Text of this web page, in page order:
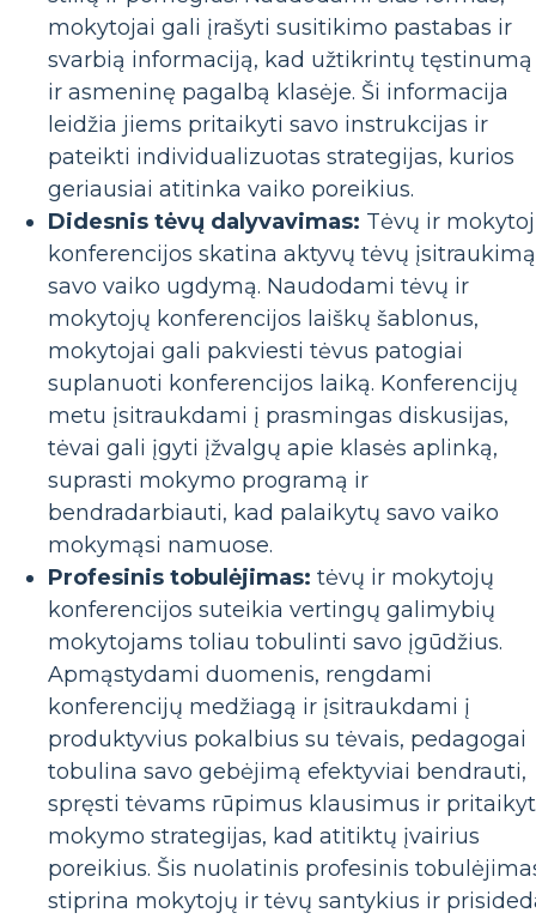
mokytojai gali įrašyti susitikimo pastabas ir
svarbią informaciją, kad užtikrintų tęstinumą
ir asmeninę pagalbą klasėje. Ši informacija
leidžia jiems pritaikyti savo instrukcijas ir
pateikti individualizuotas strategijas, kurios
geriausiai atitinka vaiko poreikius.
Didesnis tėvų dalyvavimas: Tėvų ir
konferencijos skatina aktyvų tėvų
savo vaiko ugdymą. Naudodami tėvų ir
mokytojų konferencijos laiškų šablonus,
mokytojai gali pakviesti tėvus patogiai
suplanuoti konferencijos laiką. Konferencijų
metu įsitraukdami į prasmingas diskusijas,
tėvai gali įgyti įžvalgų apie klasės aplinką,
suprasti mokymo programą ir
bendradarbiauti, kad palaikytų savo vaiko
mokymąsi namuose.
Profesinis tobulėjimas: tėvų ir mokytojų
konferencijos suteikia vertingų galimybių
mokytojams toliau tobulinti savo įgūdžius.
Apmąstydami duomenis, rengdami
konferencijų medžiagą ir įsitraukdami į
produktyvius pokalbius su tėvais, pedagogai
tobulina savo gebėjimą efektyviai bendrauti,
spręsti tėvams rūpimus klausimus ir
mokymo strategijas, kad atitiktų įvairius
poreikius. Šis nuolatinis profesinis
stiprina mokytojų ir tėvų santykius ir